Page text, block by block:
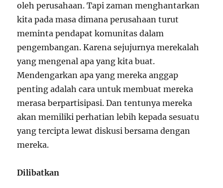
oleh perusahaan. Tapi zaman menghantarkan
kita pada masa dimana perusahaan turut
meminta pendapat komunitas dalam
pengembangan. Karena sejujurnya merekalah
yang mengenal apa yang kita buat.
Mendengarkan apa yang mereka anggap
penting adalah cara untuk membuat mereka
merasa berpartisipasi. Dan tentunya mereka
akan memiliki perhatian lebih kepada sesuatu
yang tercipta lewat diskusi bersama dengan
mereka.
Dilibatkan